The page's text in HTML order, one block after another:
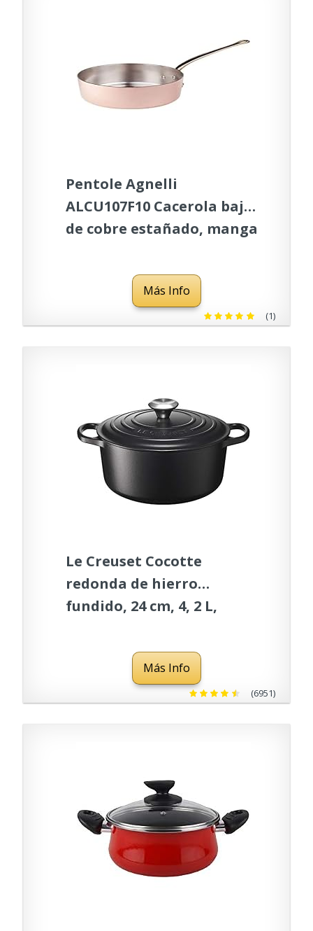
Pentole Agnelli
ALCU107F10 Cacerola baja
de cobre estañado, manga
fundido estilo francés, 10
Más Info
(1)
Le Creuset Cocotte
redonda de hierro
fundido, 24 cm, 4, 2 L,
Calor incluso inducción,
Negro Mate,Más Info
(6951)